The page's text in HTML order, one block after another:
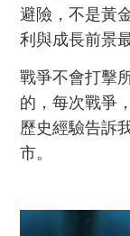
避險，不是黃
利與成長前景
戰爭不會打擊
的，每次戰爭
歷史經驗告訴
市。